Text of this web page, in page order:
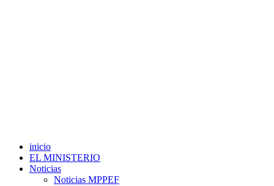
inicio
EL MINISTERIO
Noticias
Noticias MPPEF